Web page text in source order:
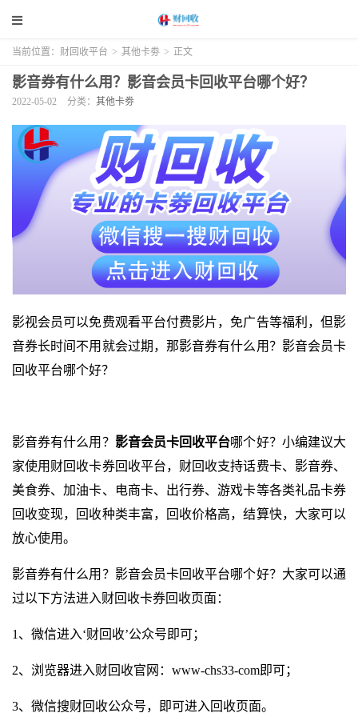
当前位置： 财回收平台 > 其他卡劵 > 正文
影音券有什么用？影音会员卡回收平台哪个好？
2022-05-02 分类： 其他卡劵
影视会员可以免费观看平台付费影片，免广告等福利，但影
音券长时间不用就会过期，那影音券有什么用？影音会员卡
回收平台哪个好？
影音券有什么用？ 影音会员卡回收平台哪个好？小编建议大
家使用财回收卡券回收平台，财回收支持话费卡、影音券、
美食券、加油卡、电商卡、出行券、游戏卡等各类礼品卡券
回收变现，回收种类丰富，回收价格高，结算快，大家可以
放心使用。
影音券有什么用？影音会员卡回收平台哪个好？大家可以通
过以下方法进入财回收卡券回收页面：
1、微信进入‘财回收’公众号即可；
2、浏览器进入财回收官网： www-chs33-com即可；
3、微信搜财回收公众号，即可进入回收页面。